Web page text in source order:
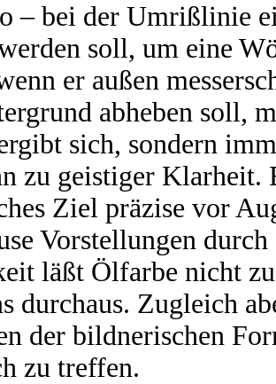
– bei der Umrißlinie
soll, um eine
er außen
abheben soll,
sich, sondern
zu geistiger Klarheit.
Ziel präzise vor
Vorstellungen
läßt Ölfarbe nicht
durchaus. Zugleich
der bildnerischen
zu treffen.